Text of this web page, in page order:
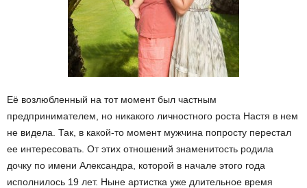
Её возлюбленный на тот момент был частным
предпринимателем, но никакого личностного роста Настя в нем
не видела. Так, в какой-то момент мужчина попросту перестал
ее интересовать. От этих отношений знаменитость родила
дочку по имени Александра, которой в начале этого года
исполнилось 19 лет. Ныне артистка уже длительное время